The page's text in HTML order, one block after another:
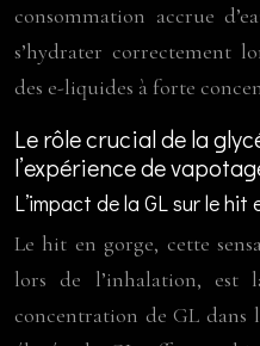
consommation accrue
s’hydrater correctement
des e-liquides à forte
Le rôle crucial de la
l’expérience de
L’impact de la GL sur le
Le hit en gorge, cette
lors de l’inhalation, est
concentration de GL dans